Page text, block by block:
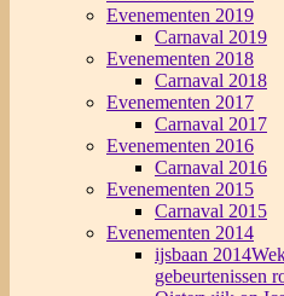
Evenementen 2019
Carnaval 2019
Evenementen 2018
Carnaval 2018
Evenementen 2017
Carnaval 2017
Evenementen 2016
Carnaval 2016
Evenementen 2015
Carnaval 2015
Evenementen 2014
ijsbaan 2014
gebeurtenissen